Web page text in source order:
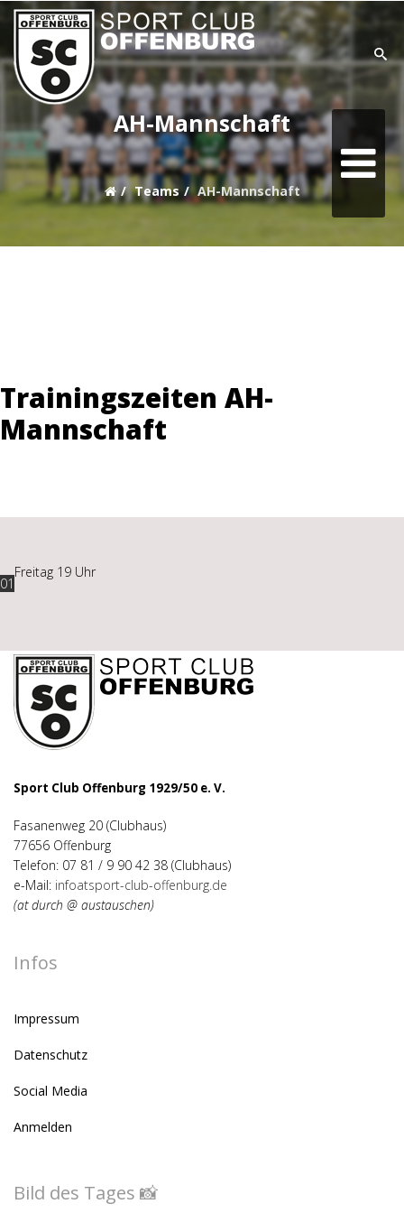
AH-Mannschaft
Teams AH-Mannschaft
Trainingszeiten AH-
Mannschaft
01
Freitag 19 Uhr
Sport Club Offenburg 1929/50 e. V.
Fasanenweg 20 (Clubhaus)
77656 Offenburg
Telefon: 07 81 / 9 90 42 38 (Clubhaus)
e-Mail: infoatsport-club-offenburg.de
(at durch @ austauschen)
Infos
Impressum
Datenschutz
Social Media
Anmelden
Bild des Tages 📸
SUCHE
Home
Aktuell
Teams
goaliath